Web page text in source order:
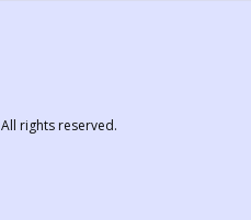
All rights reserved.